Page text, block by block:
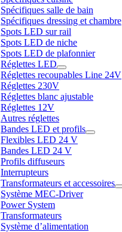
Spécifiques salle de bain
Spécifiques dressing et chambre
Spots LED sur rail
Spots LED de niche
Spots LED de plafonnier
Réglettes LED
Réglettes recoupables Line 24V
Réglettes 230V
Réglettes blanc ajustable
Réglettes 12V
Autres réglettes
Bandes LED et profils
Flexibles LED 24 V
Bandes LED 24 V
Profils diffuseurs
Interrupteurs
Transformateurs et accessoires
Système MEC-Driver
Power System
Transformateurs
Système d’alimentation